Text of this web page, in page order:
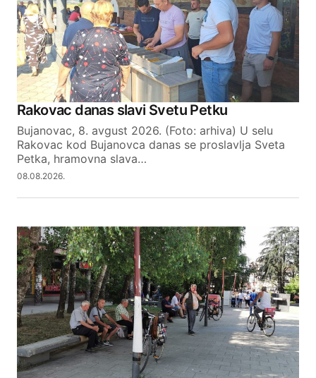
Rakovac danas slavi Svetu Petku
Bujanovac, 8. avgust 2026. (Foto: arhiva) U selu
Rakovac kod Bujanovca danas se proslavlja Sveta
Petka, hramovna slava…
08.08.2026.